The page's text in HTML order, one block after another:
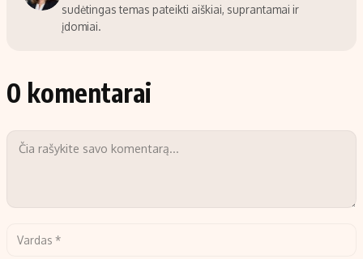
sudėtingas temas pateikti aiškiai, suprantamai ir
įdomiai.
0 komentarai